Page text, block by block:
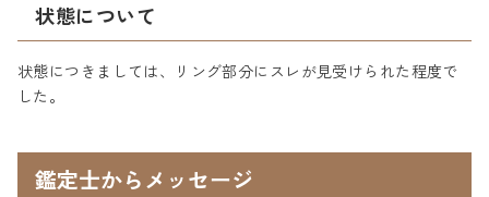
状態について
状態につきましては、リング部分にスレが見受けられた程度で
した。
鑑定士からメッセージ